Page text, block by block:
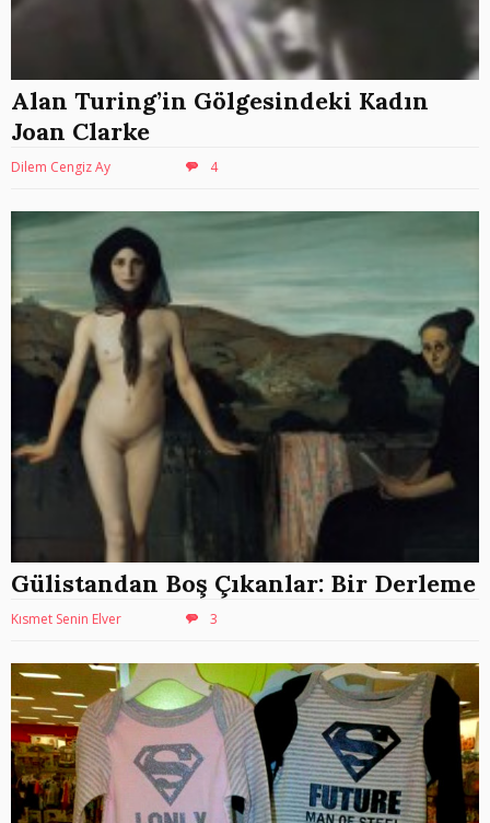
Alan Turing’in Gölgesindeki Kadın
Joan Clarke
Dilem Cengiz Ay 4
Gülistandan Boş Çıkanlar: Bir Derleme
Kısmet Senin Elver 3